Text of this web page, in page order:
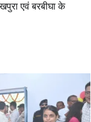
एवं बरबीघा के